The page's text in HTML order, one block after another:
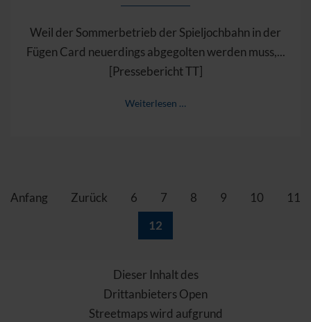
Weil der Sommerbetrieb der Spieljochbahn in der
Fügen Card neuerdings abgegolten werden muss,...
[Pressebericht TT]
Weiterlesen …
Anfang Zurück 6 7 8 9 10
11
12
Dieser Inhalt des
Drittanbieters Open
Streetmaps wird aufgrund